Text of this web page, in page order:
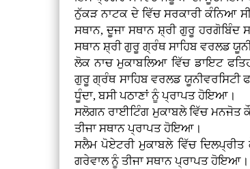
ਨੁੱਕੜ ਨਾਟਕ ਦੇ ਵਿੱਚ ਸਰਕਾਰੀ ਕੰਨਿਆ
ਸਥਾਨ, ਦੂਜਾ ਸਥਾਨ ਸ਼੍ਰੀ ਗੁਰੂ ਹਰਗੋਬਿੰਦ
ਸਥਾਨ ਸ਼੍ਰੀ ਗੁਰੂ ਗ੍ਰੰਥ ਸਾਹਿਬ ਵਰਲਡ
ਲੋਕ ਨਾਚ ਮੁਕਾਬਲਿਆ ਵਿੱਚ ਡਾਇਟ
ਗੁਰੂ ਗ੍ਰੰਥ ਸਾਹਿਬ ਵਰਲਡ ਯੂਨੀਵਰਸਿਟੀ
ਧੂੰਦਾ, ਬਸੀ ਪਠਾਣਾਂ ਨੂੰ ਪ੍ਰਾਪਤ ਹੋਇਆ।
ਸਲੋਗਨ ਰਾਈਟਿੰਗ ਮੁਕਾਬਲੇ ਵਿੱਚ ਮਨਜੋਤ
ਤੀਜਾ ਸਥਾਨ ਪ੍ਰਾਪਤ ਹੋਇਆ।
ਸਲੈਮ ਪੋਏਟਰੀ ਮੁਕਾਬਲੇ ਵਿੱਚ
ਗਰੇਵਾਲ ਨੂੰ ਤੀਜਾ ਸਥਾਨ ਪ੍ਰਾਪਤ ਹੋਇਆ।